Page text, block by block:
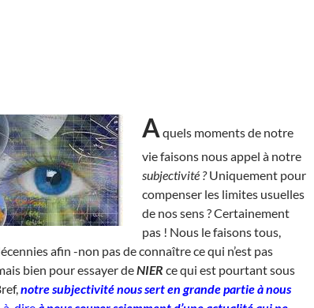
Aquels moments de notre
vie faisons nous appel à notre
subjectivité ?Uniquement pour
compenser les limites usuelles
de nos sens ? Certainement
pas ! Nous le faisons tous,
afin -non pas de connaître ce qui n’est pas
bien pour essayer deNIER ce qui est pourtant sous
notre subjectivité nous sert en grande partie à nous